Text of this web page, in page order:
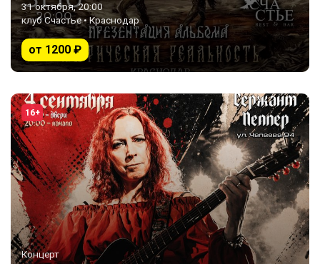
31 октября, 20:00
клуб Счастье • Краснодар
от 1200 ₽
16+
Концерт